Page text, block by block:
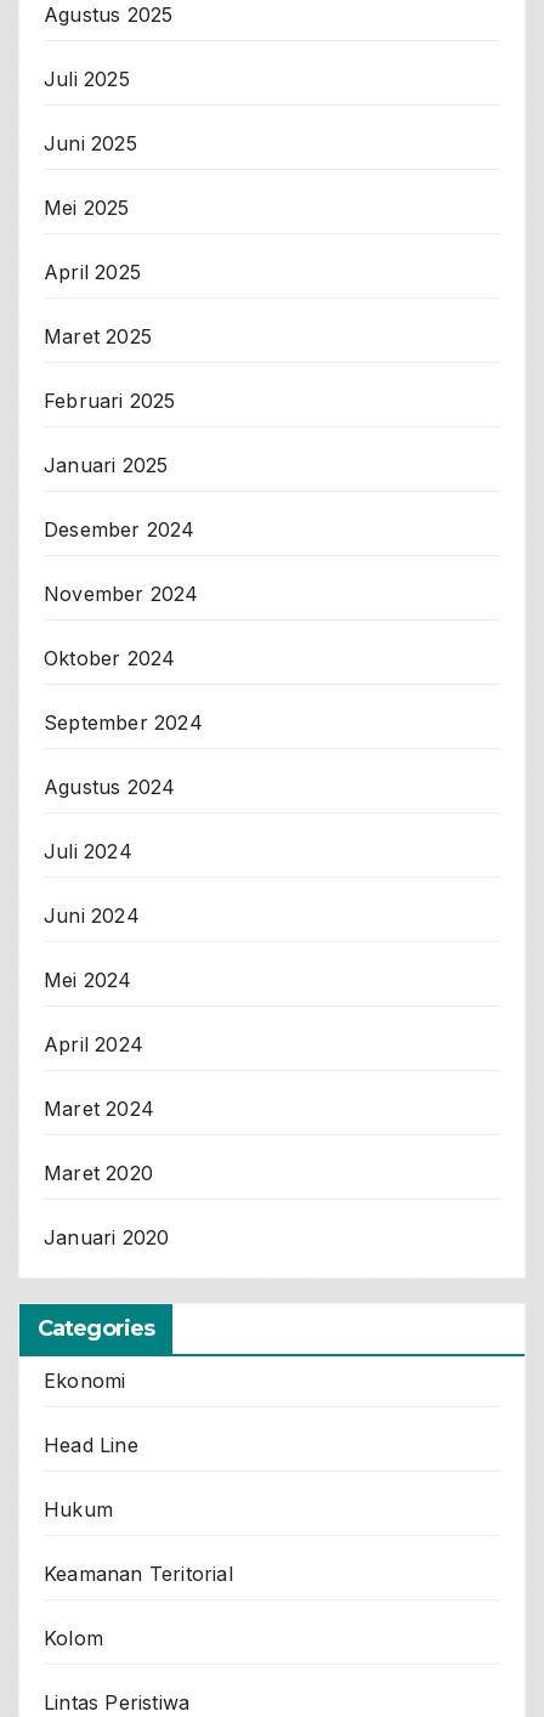
Agustus 2025
Juli 2025
Juni 2025
Mei 2025
April 2025
Maret 2025
Februari 2025
Januari 2025
Desember 2024
November 2024
Oktober 2024
September 2024
Agustus 2024
Juli 2024
Juni 2024
Mei 2024
April 2024
Maret 2024
Maret 2020
Januari 2020
Categories
Ekonomi
Head Line
Hukum
Keamanan Teritorial
Kolom
Lintas Peristiwa